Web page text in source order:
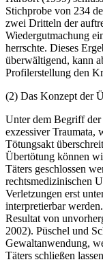
Stichprobe von 234
zwei Dritteln der
Wiedergutmachung
herrschte. Dieses
überwältigend, kann
Profilerstellung den
(2) Das Konzept der
Unter dem Begriff
exzessiver Traumata,
Tötungsakt
Übertötung können
Täters geschlossen
rechtsmedizinischen
Verletzungen erst
interpretierbar
Resultat von
2002). Püschel und
Gewaltanwendung,
Täters schließen